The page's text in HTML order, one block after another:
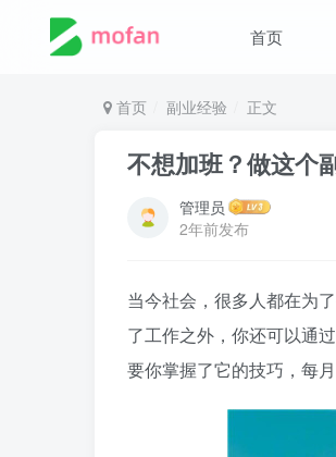
首页
首页 副业经验 正文
不想加班？做这个
管理员
2年前发布
当今社会，很多人都在为
了工作之外，你还可以通
要你掌握了它的技巧，每